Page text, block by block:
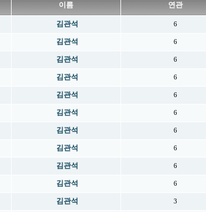
이름 연관
김관석 6
김관석 6
김관석 6
김관석 6
김관석 6
김관석 6
김관석 6
김관석 6
김관석 6
김관석 6
김관석 3